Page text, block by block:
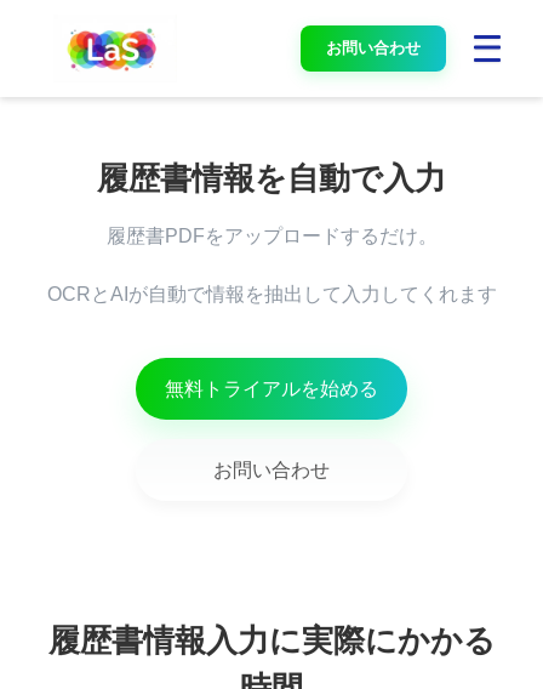
お問い合わせ
履歴書PDFをアップロードするだけ。
OCRとAIが自動で情報を抽出して入力してくれます
無料トライアルを始める
お問い合わせ
履歴書情報入力に実際にかかる